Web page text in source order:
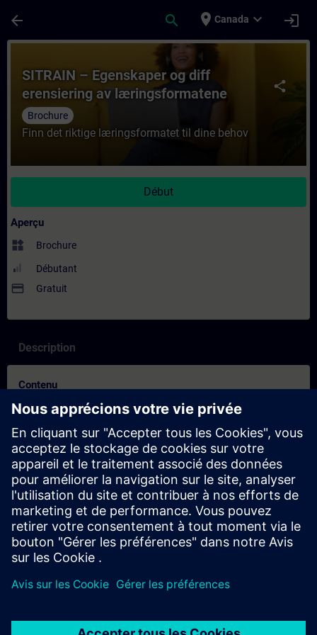
arrow_back search place Canada expand_more login
Cours - SITRAIN – Egenskaper og diff
share
SITRAIN – Egenskaper og diff
erensiering av læringsformatene
Brochure
Finn det riktige læringsformatet til dine behov
Début
Aperçu
widgets Brochure
Débutant
payment Gratuit
Description
Contenu
SITRAIN – Egenskaper og diff erensiering av læringsformatene